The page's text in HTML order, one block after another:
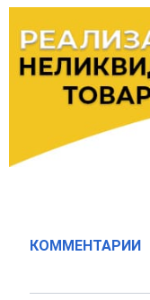
КОММЕНТАРИИ